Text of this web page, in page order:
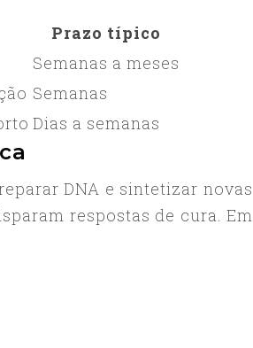
Prazo típico
Semanas a meses
Semanas
Dias a semanas
DNA e sintetizar novas
respostas de cura. Em